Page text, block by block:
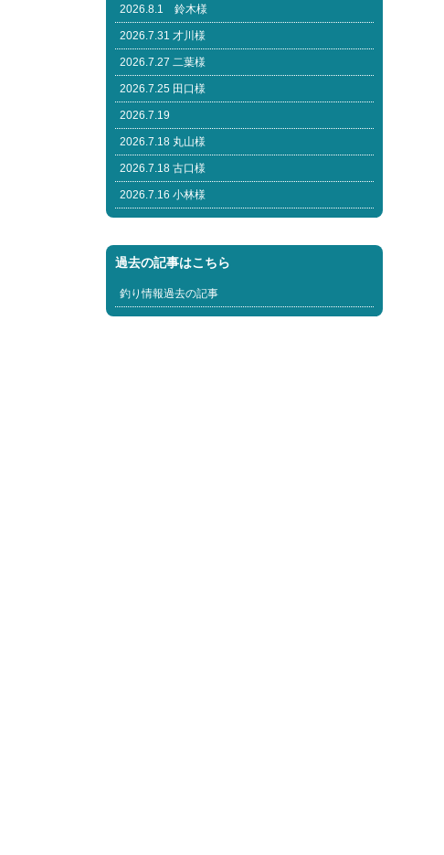
2026.8.1 鈴木様
2026.7.31 才川様
2026.7.27 二葉様
2026.7.25 田口様
2026.7.19
2026.7.18 丸山様
2026.7.18 古口様
2026.7.16 小林様
過去の記事はこちら
釣り情報過去の記事